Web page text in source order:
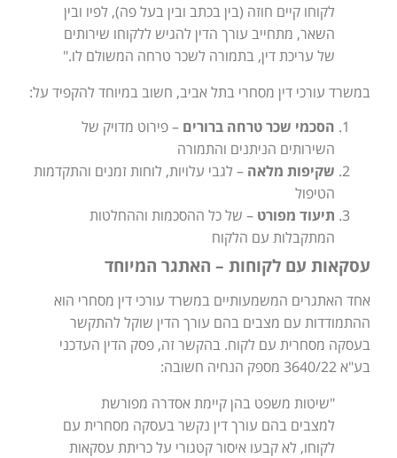
לקוחו קיים חוזה (בין בכתב ובין בעל פה), לפיו ובין
השאר, מתחייב עורך הדין להגיש ללקוחו שירותים
של עריכת דין, בתמורה לשכר טרחה המשולם לו."
במשרד עורכי דין מסחרי בתל אביב, חשוב במיוחד להקפיד על:
הסכמי שכר טרחה ברורים – פירוט מדויק של
השירותים הניתנים והתמורה
שקיפות מלאה – לגבי עלויות, לוחות זמנים והתקדמות
הטיפול
תיעוד מפורט – של כל ההסכמות וההחלטות
המתקבלות עם הלקוח
עסקאות עם לקוחות – האתגר המיוחד
אחד האתגרים המשמעותיים במשרד עורכי דין מסחרי הוא
ההתמודדות עם מצבים בהם עורך הדין שוקל להתקשר
בעסקה מסחרית עם לקוח. בהקשר זה, פסק הדין העדכני
בע"א 3640/22 מספק הנחיה חשובה:
"שיטות משפט בהן קיימת אסדרה מפורשת
למצבים בהם עורך דין נקשר בעסקה מסחרית עם
לקוחו, לא קבעו איסור קטגורי על כריתת עסקאות